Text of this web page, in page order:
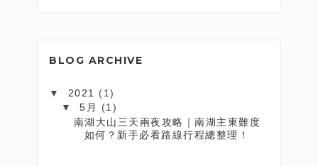
BLOG ARCHIVE
▼ 2021 (1)
▼5月 (1)
南湖大山三天兩夜攻略｜南湖主東難度
如何？新手必看路線行程總整理！